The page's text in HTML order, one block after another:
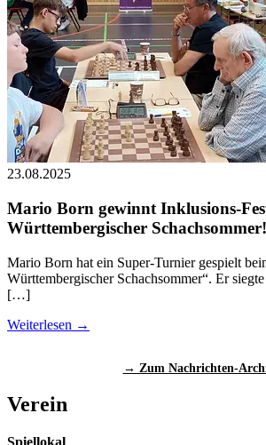
23.08.2025
Mario Born gewinnt Inklusions-
Württembergischer Schachsommer!
Mario Born hat ein Super-Turnier gespielt
Württembergischer Schachsommer“. Er
[…]
Weiterlesen →
→ Zum Nachrichten-
Verein